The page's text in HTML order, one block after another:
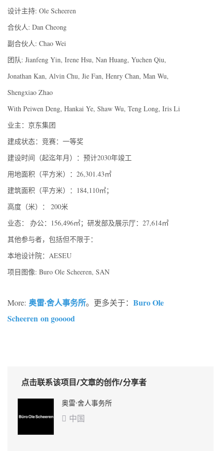
设计主持: Ole Scheeren
合伙人: Dan Cheong
副合伙人: Chao Wei
团队: Jianfeng Yin, Irene Hsu, Nan Huang, Yuchen Qiu,
Jonathan Kan, Alvin Chu, Jie Fan, Henry Chan, Man Wu,
Shengxiao Zhao
With Peiwen Deng, Hankai Ye, Shaw Wu, Teng Long, Iris Li
业主：京东集团
建成状态：竞赛：一等奖
建设时间（起迄年月）：预计2030年竣工
用地面积（平方米）：26,301.43㎡
建筑面积（平方米）：184,110㎡；
高度（米）： 200米
业态： 办公：156,496㎡；研发部及展示厅：27,614㎡
其他参与者，包括但不限于：
本地设计院：AESEU
项目图像: Buro Ole Scheeren, SAN
More: 奥雷·舍人事务所。更多关于： Buro Ole
Scheeren on gooood
点击联系该项目/文章的创作/分享者
奥雷·舍人事务所
 中国